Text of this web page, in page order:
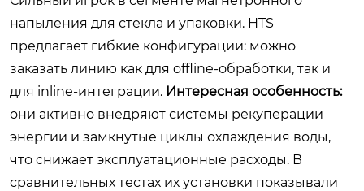
напыления для стекла и упаковки. HTS
предлагает гибкие конфигурации: можно
заказать линию как для offline-обработки, так и
для inline-интеграции. Интересная особенность:
они активно внедряют системы рекуперации
энергии и замкнутые циклы охлаждения воды,
что снижает эксплуатационные расходы. В
сравнительных тестах их установки показывали